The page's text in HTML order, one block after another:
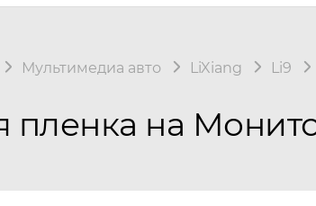
Мультимедиа авто LiXiang Li9
пленка на